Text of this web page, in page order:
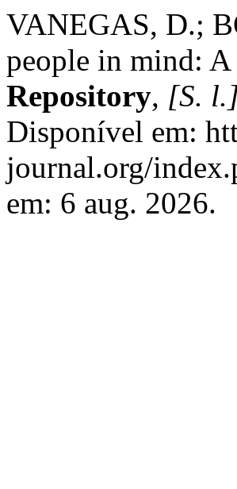
VANEGAS, D.;
people in mind:
Repository, [S.
Disponível em:
journal.org/
em: 6 aug. 2026.